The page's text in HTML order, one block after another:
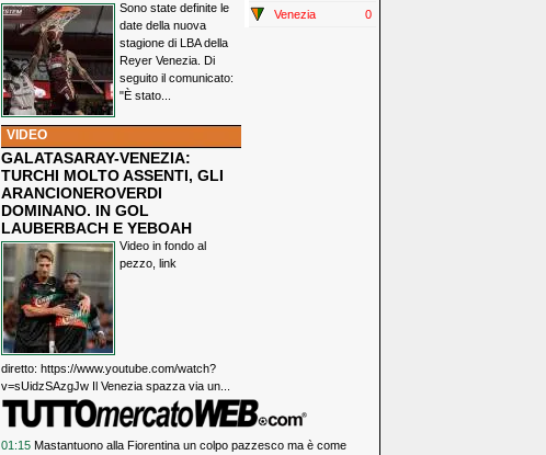
Sono state definite le
date della nuova
stagione di LBA della
Reyer Venezia. Di
seguito il comunicato:
"È stato...
VIDEO
GALATASARAY-VENEZIA:
TURCHI MOLTO ASSENTI, GLI
ARANCIONEROVERDI
DOMINANO. IN GOL
LAUBERBACH E YEBOAH
Video in fondo al
pezzo, link
diretto: https://www.youtube.com/watch?
v=sUidzSAzgJw Il Venezia spazza via un...
Venezia
0
01:15 Mastantuono alla Fiorentina un colpo pazzesco ma è come